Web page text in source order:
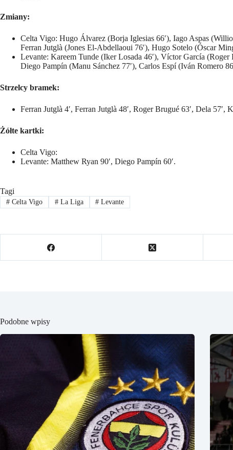
Zmiany:
Celta Vigo: Hugo Álvarez (Borja Iglesias 66′), Iago Aspas
Ferran Jutglà (Jones El-Abdellaoui 76′), Hugo Sotelo (Óscar
Levante: Kareem Tunde (Iker Losada 46′), Víctor García
Diego Pampín (Manu Sánchez 77′), Carlos Espí (Iván Romero
Strzelcy bramek:
Ferran Jutglà 4′, Ferran Jutglà 48′, Roger Brugué 63′, Dela 57′,
Żółte kartki:
Celta Vigo:
Levante: Matthew Ryan 90′, Diego Pampín 60′.
Tagi
#Celta Vigo #La Liga # Levante
Podobne wpisy